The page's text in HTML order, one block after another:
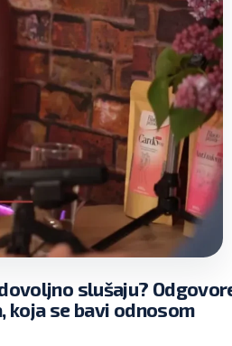
slušaju?
koja se bavi odnosom